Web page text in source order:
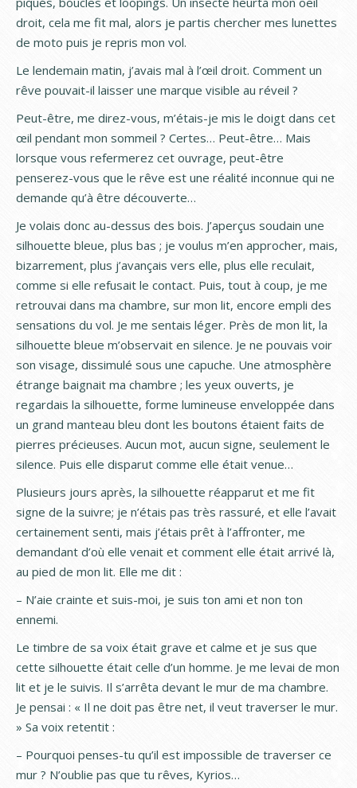
droit, cela me fit mal, alors je partis chercher mes lunettes
de moto puis je repris mon vol.
Le lendemain matin, j’avais mal à l’œil droit. Comment un
rêve pouvait-il laisser une marque visible au réveil ?
Peut-être, me direz-vous, m’étais-je mis le doigt dans cet
œil pendant mon sommeil ? Certes… Peut-être… Mais
lorsque vous refermerez cet ouvrage, peut-être
penserez-vous que le rêve est une réalité inconnue qui ne
demande qu’à être découverte…
Je volais donc au-dessus des bois. J’aperçus soudain une
silhouette bleue, plus bas ; je voulus m’en approcher, mais,
bizarrement, plus j’avançais vers elle, plus elle reculait,
comme si elle refusait le contact. Puis, tout à coup, je me
retrouvai dans ma chambre, sur mon lit, encore empli des
sensations du vol. Je me sentais léger. Près de mon lit, la
silhouette bleue m’observait en silence. Je ne pouvais voir
son visage, dissimulé sous une capuche. Une atmosphère
étrange baignait ma chambre ; les yeux ouverts, je
regardais la silhouette, forme lumineuse enveloppée dans
un grand manteau bleu dont les boutons étaient faits de
pierres précieuses. Aucun mot, aucun signe, seulement le
silence. Puis elle disparut comme elle était venue…
Plusieurs jours après, la silhouette réapparut et me fit
signe de la suivre; je n’étais pas très rassuré, et elle l’avait
certainement senti, mais j’étais prêt à l’affronter, me
demandant d’où elle venait et comment elle était arrivé là,
au pied de mon lit. Elle me dit :
– N’aie crainte et suis-moi, je suis ton ami et non ton
ennemi.
Le timbre de sa voix était grave et calme et je sus que
cette silhouette était celle d’un homme. Je me levai de mon
lit et je le suivis. Il s’arrêta devant le mur de ma chambre.
Je pensai : « Il ne doit pas être net, il veut traverser le mur.
» Sa voix retentit :
– Pourquoi penses-tu qu’il est impossible de traverser ce
mur ? N’oublie pas que tu rêves, Kyrios…